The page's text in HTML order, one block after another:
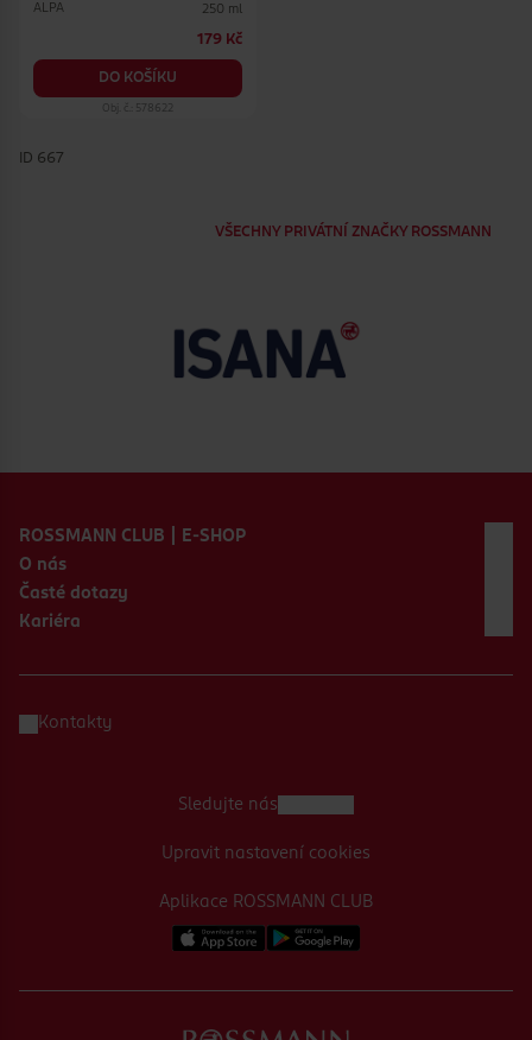
ALPA 250 ml
179 Kč
DO KOŠÍKU
Obj. č.: 578622
ID 667
VŠECHNY PRIVÁTNÍ ZNAČKY ROSSMANN
ROSSMANN CLUB | E-SHOP
O nás
Časté dotazy
Kariéra
Kontakty
Aplikace ROSSMANN CLUB
Sledujte nás
Upravit nastavení cookies